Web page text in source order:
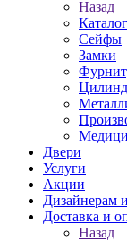
Назад
Каталог
Сейфы
Замки
Двери
Услуги
Акции
Дизайнерам
Доставка и
Назад